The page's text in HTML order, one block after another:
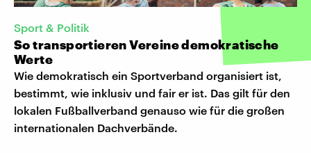
Sport & Politik
So transportieren Vereine demokratische
Werte
Wie demokratisch ein Sportverband organisiert ist,
bestimmt, wie inklusiv und fair er ist. Das gilt für den
lokalen Fußballverband genauso wie für die großen
internationalen Dachverbände.